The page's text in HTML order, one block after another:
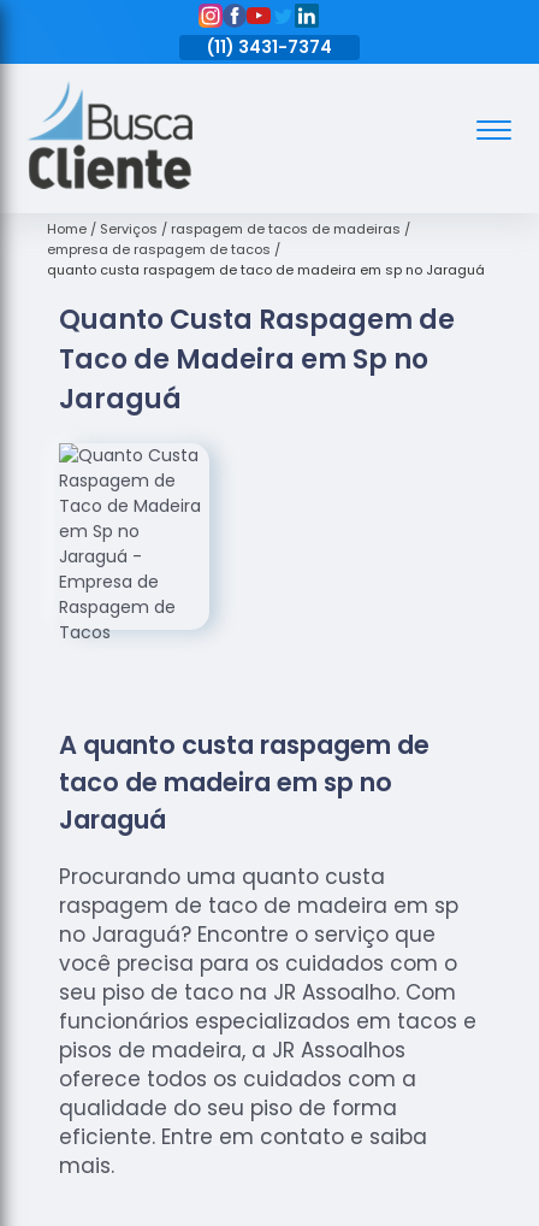
(11) 3431-7374
Assoalhos
de Madeira
Decks de
Empresas
de
de Madeira
Loja de
Assoalhos
Raspagem
Assoalhos
Raspagem
de Tacos
Madeiras
Raspagens
de Pisos
Tacos de
Madeiras
Home Serviços
raspagem de tacos de madeiras
empresa de raspagem de tacos
quanto custa raspagem de taco de madeira em sp no Jaraguá
Quanto Custa Raspagem de
Taco de Madeira em Sp no
Jaraguá
A quanto custa raspagem de
taco de madeira em sp no
Jaraguá
Procurando uma quanto custa
raspagem de taco de madeira em sp
no Jaraguá? Encontre o serviço que
você precisa para os cuidados com o
seu piso de taco na JR Assoalho. Com
funcionários especializados em tacos e
pisos de madeira, a JR Assoalhos
oferece todos os cuidados com a
qualidade do seu piso de forma
eficiente. Entre em contato e saiba
mais.